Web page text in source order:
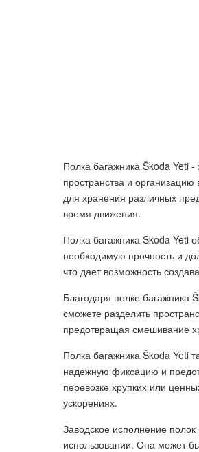
Полка багажника Škoda Yeti
пространства и
для хранения различных
время движения.
Полка багажника Škoda Yeti
необходимую прочность и
что дает возможность
Благодаря полке багажника
сможете разделить
предотвращая смешивание
Полка багажника Škoda Yeti
надежную фиксацию и
перевозке хрупких или
ускорениях.
Заводское исполнение
использовании. Она может